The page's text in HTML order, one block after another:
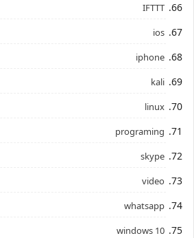
IFTTT
ios
iphone
kali
linux
programing
skype
video
whatsapp
windows 10